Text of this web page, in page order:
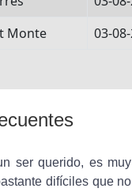
Monte
03-
ser querido, es
difíciles que